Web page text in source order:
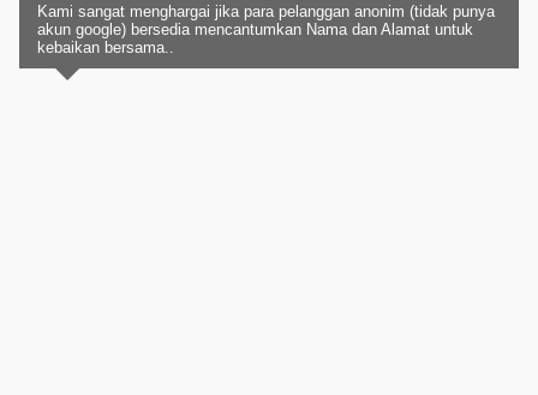
Kami sangat menghargai jika para pelanggan anonim (tidak punya
akun google) bersedia mencantumkan Nama dan Alamat untuk
kebaikan bersama..